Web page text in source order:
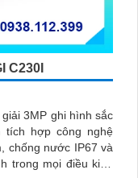
C230I
3MP ghi hình sắc
tích hợp công nghệ
chống nước IP67 và
trong mọi điều kiện